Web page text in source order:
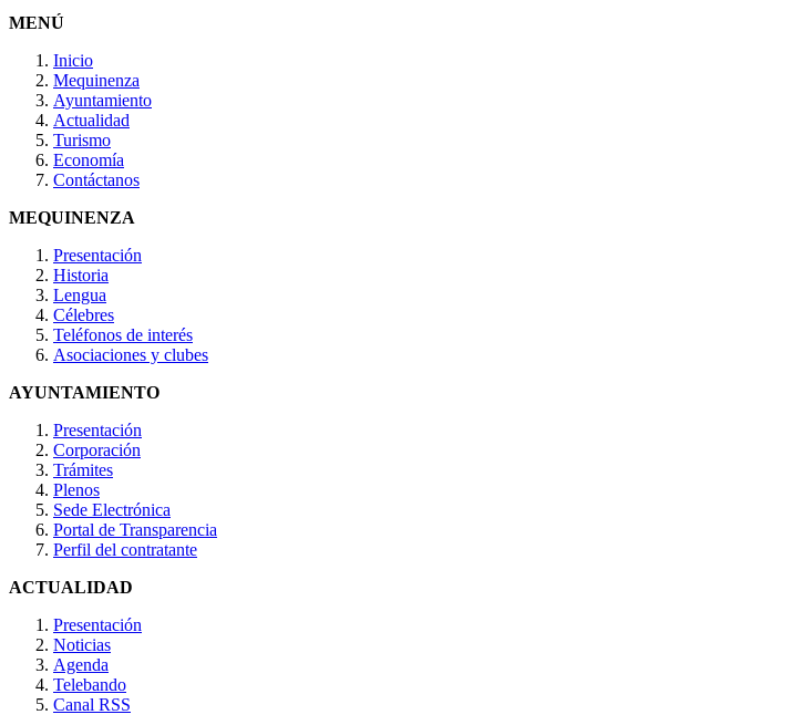
MENÚ
Inicio
Mequinenza
Ayuntamiento
Actualidad
Turismo
Economía
Contáctanos
MEQUINENZA
Presentación
Historia
Lengua
Célebres
Teléfonos de interés
Asociaciones y clubes
AYUNTAMIENTO
Presentación
Corporación
Trámites
Plenos
Sede Electrónica
Portal de Transparencia
Perfil del contratante
ACTUALIDAD
Presentación
Noticias
Agenda
Telebando
Canal RSS